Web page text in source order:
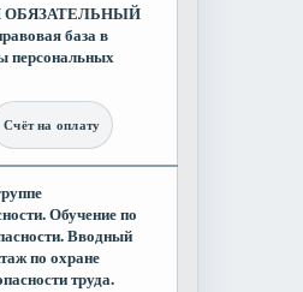
база в
персональных
Счёт на оплату
Обучение по
Вводный
по охране
труда.